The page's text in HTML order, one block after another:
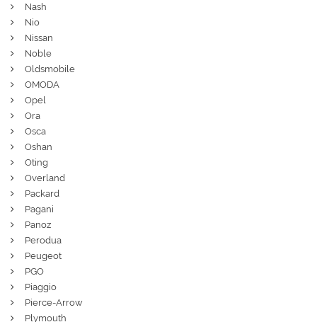
Nash
Nio
Nissan
Noble
Oldsmobile
OMODA
Opel
Ora
Osca
Oshan
Oting
Overland
Packard
Pagani
Panoz
Perodua
Peugeot
PGO
Piaggio
Pierce-Arrow
Plymouth